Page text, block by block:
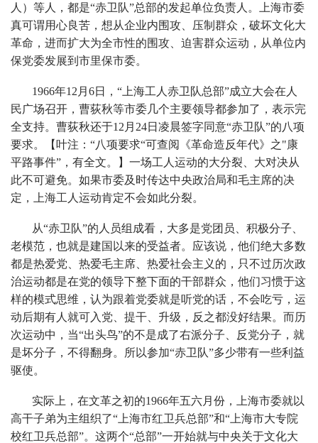
人）等人，都是“赤卫队”总部的发起单位负责人。上海市委
真可谓用心良苦，想从企业内围攻、压制群众，破坏文化大
革命，进而扩大为全市性的围攻、迫害群众运动，从单位内
保党委发展到市里保市委。
1966年12月6日，“上海工人赤卫队总部”成立大会在人
民广场召开，曹荻秋等市委几个主要领导都参加了，表示完
全支持。曹荻秋还于12月24日凌晨签字同意“赤卫队”的八项
要求。【叶注：“八项要求“可查阅《革命造反年代》之"康
平路事件”，有全文。】 一场工人运动的大分裂、大对决从
此不可避免。如果市委及时传达中央政治局和毛主席的决
定，上海工人运动肯定不会如此分裂。
从“赤卫队”的人员组成看，大多是党团员、积极分子、
老模范，也就是建国以来的受益者。应该说，他们绝大多数
都是热爱党、热爱毛主席、热爱社会主义的，只不过历次政
治运动都是在党的领导下整下面的干部群众，他们习惯于这
样的模式思维，认为跟着党委就是听党的话，不会吃亏，运
动后期有人就可入党、提干、升级，反之都没好结果。而历
次运动中，当“出头鸟”的不是成了右派分子、反党分子，就
是坏分子，不得翻身。所以参加“赤卫队”多少带有一些利益
驱使。
实际上，在文革之初的1966年五六月份，上海市委就以
高干子弟为主组织了“上海市红卫兵总部”和“上海市大专院
校红卫兵总部”。这两个“总部”一开始就与中央关于文化大